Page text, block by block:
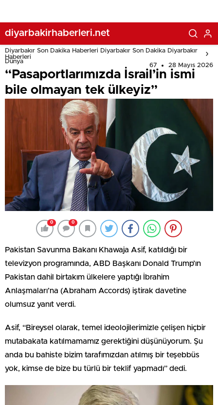
diyarbakirhaberleri.net
Diyarbakır Son Dakika Haberleri Diyarbakır Son Dakika Diyarbakır
Haberleri
Dünya
67 28 Mayıs 2026
“Pasaportlarımızda İsrail’in ismi
bile olmayan tek ülkeyiz”
0 0
Pakistan Savunma Bakanı Khawaja Asif, katıldığı bir
televizyon programında, ABD Başkanı Donald Trump’ın
Pakistan dahil birtakım ülkelere yaptığı İbrahim
Anlaşmaları’na (Abraham Accords) iştirak davetine
olumsuz yanıt verdi.
Asif, “Bireysel olarak, temel ideolojilerimizle çelişen hiçbir
mutabakata katılmamamız gerektiğini düşünüyorum. Şu
anda bu bahiste bizim tarafımızdan atılmış bir teşebbüs
yok, kimse de bize bu türlü bir teklif yapmadı” dedi.